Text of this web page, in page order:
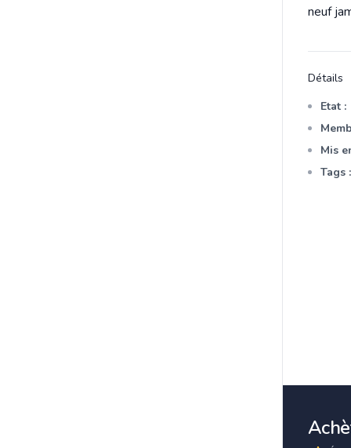
neuf
Détails
Etat :
Mis
Tags :